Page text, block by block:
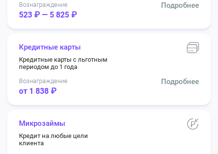
Вознаграждение
523 ₽ — 5 825 ₽
Подробнее
Кредитные карты
Кредитные карты с льготным
периодом до 1 года
Вознаграждение
от 1 838 ₽
Подробнее
Микрозаймы
Кредит на любые цели
клиента